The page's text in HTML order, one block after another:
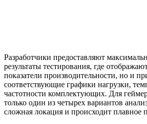
Разработчики предоставляют
результаты тестирования, где
показатели производительности, но и
соответствующие графики нагрузки,
частотности комплектующих. Для
только один из четырех вариантов
сложная локация и происходит плавное